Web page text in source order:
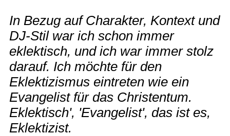
In Bezug auf Charakter, Kontext und
DJ-Stil war ich schon immer
eklektisch, und ich war immer stolz
darauf. Ich möchte für den
Eklektizismus eintreten wie ein
Evangelist für das Christentum.
Eklektisch', 'Evangelist', das ist es,
Eklektizist.